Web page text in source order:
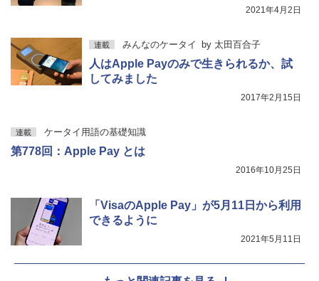
2021年4月2日
連載 みんなのケータイ by 太田百合子
人はApple Payのみで生きられるか、試
してみました
2017年2月15日
連載 ケータイ用語の基礎知識
第778回：Apple Pay とは
2016年10月25日
「VisaのApple Pay」が5月11日から利用
できるように
2021年5月11日